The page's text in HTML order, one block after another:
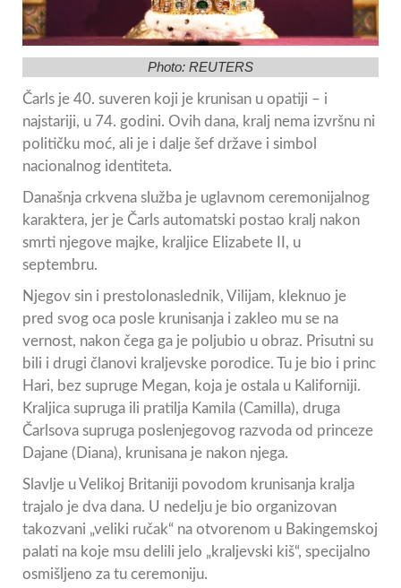
Photo: REUTERS
Čarls je 40. suveren koji je krunisan u opatiji – i
najstariji, u 74. godini. Ovih dana, kralj nema izvršnu ni
političku moć, ali je i dalje šef države i simbol
nacionalnog identiteta.
Današnja crkvena služba je uglavnom ceremonijalnog
karaktera, jer je Čarls automatski postao kralj nakon
smrti njegove majke, kraljice Elizabete II, u
septembru.
Njegov sin i prestolonaslednik, Vilijam, kleknuo je
pred svog oca posle krunisanja i zakleo mu se na
vernost, nakon čega ga je poljubio u obraz. Prisutni su
bili i drugi članovi kraljevske porodice. Tu je bio i princ
Hari, bez supruge Megan, koja je ostala u Kaliforniji.
Kraljica supruga ili pratilja Kamila (Camilla), druga
Čarlsova supruga poslenjegovog razvoda od princeze
Dajane (Diana), krunisana je nakon njega.
Slavlje u Velikoj Britaniji povodom krunisanja kralja
trajalo je dva dana. U nedelju je bio organizovan
takozvani „veliki ručak“ na otvorenom u Bakingemskoj
palati na koje msu delili jelo „kraljevski kiš“, specijalno
osmišljeno za tu ceremoniju.